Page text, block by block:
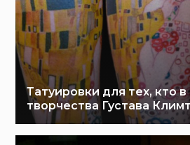
Татуировки для тех, кто
творчества Густава